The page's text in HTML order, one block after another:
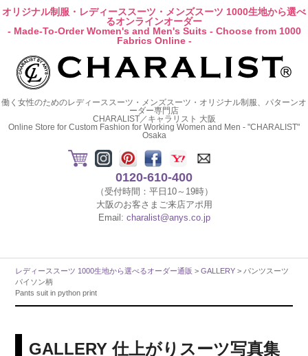
オリジナル制服・レディーススーツ・メンズスーツ 1000生地から選べ
るオンラインオーダー
- Made-To-Order Women's and Men's Suits - Choose from 1000
Fabrics Online -
働く女性のためのレディーススーツ・メンズスーツ・オリジナル制服、パターンオ
ーダー専門店
CHARALIST／キャラリスト 大阪
Online Store for Custom Fashion for Working Women and Men - "CHARALIST"
Osaka
0120-610-400
（受付時間：平日10～19時）
大阪のお客さまご来店アポ用
Email: charalist@anys.co.jp
レディーススーツ 1000生地から選べるオーダー通販 >GALLERY > パンツスーツ
パイソン柄
Pants suit in python print
GALLERY 仕上がりスーツ写真集